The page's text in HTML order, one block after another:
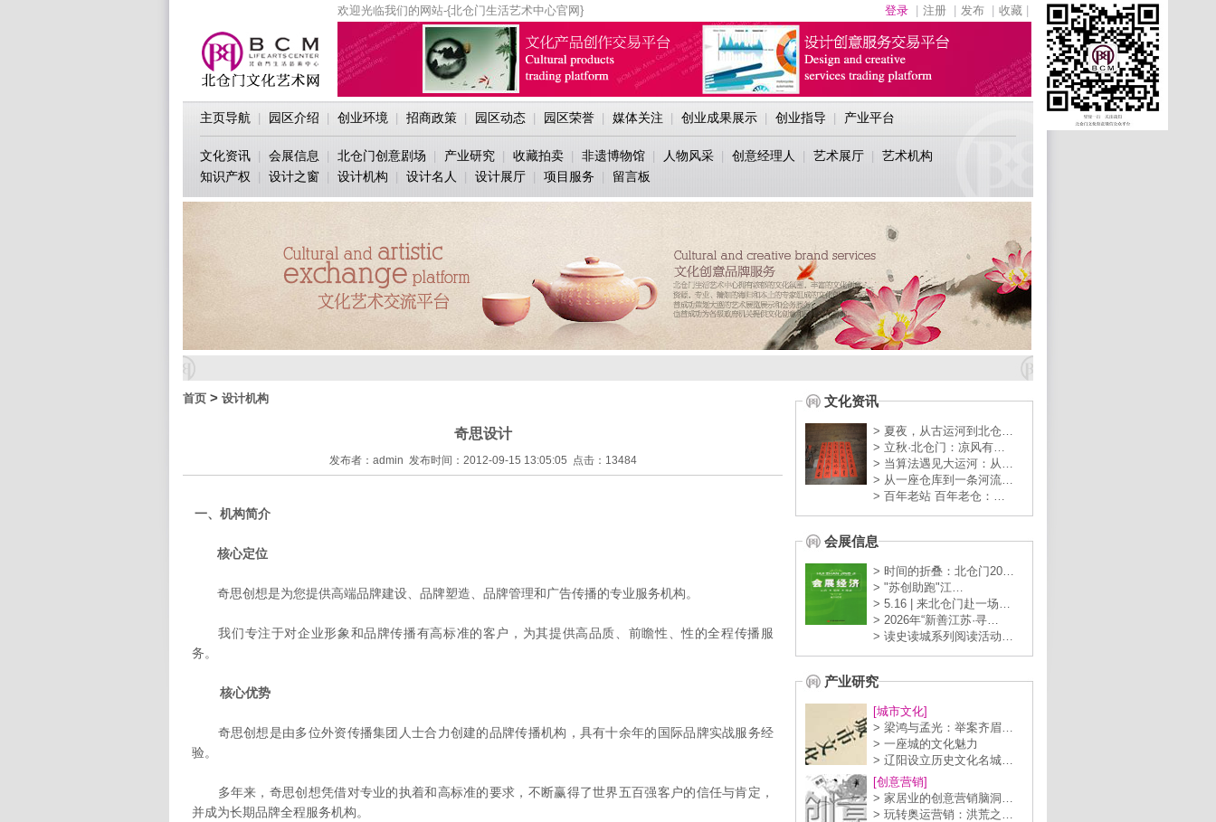
欢迎光临我们的网站-{北仓门生活艺术中心官网} 登录 注册 发布 收藏
主页导航 园区介绍 创业环境 招商政策 园区动态 园区荣誉 媒体关注 创业成果展示 创业指导 产业平台
文化资讯 会展信息 北仓门创意剧场 产业研究 收藏拍卖 非遗博物馆 人物风采 创意经理人 艺术展厅
艺术机构
知识产权
设计之窗 设计机构 设计名人 设计展厅 项目服务 留言板
首页 > 设计机构
奇思设计
发布者：admin 发布时间：2012-09-15 13:05:05 点击：13484
一、机构简介
核心定位
奇思创想是为您提供高端品牌建设、品牌塑造、品牌管理和广告传播的专业服务机构。
我们专注于对企业形象和品牌传播有高标准的客户，为其提供高品质、前瞻性、性的全程传播服
务。
核心优势
奇思创想是由多位外资传播集团人士合力创建的品牌传播机构，具有十余年的国际品牌实战服务经
验。
多年来，奇思创想凭借对专业的执着和高标准的要求，不断赢得了世界五百强客户的信任与肯定，
并成为长期品牌全程服务机构。
文化资讯
> 夏夜，从古运河到北仓…
> 立秋·北仓门：凉风有…
> 当算法遇见大运河：从…
> 从一座仓库到一条河流…
> 百年老站 百年老仓：…
会展信息
> 时间的折叠：北仓门20…
> "苏创助跑"江…
> 5.16 | 来北仓门赴一场…
> 2026年“新善江苏·寻…
> 读史读城系列阅读活动…
产业研究
[城市文化]
> 梁鸿与孟光：举案齐眉…
> 一座城的文化魅力
> 辽阳设立历史文化名城…
[创意营销]
> 家居业的创意营销脑洞…
> 玩转奥运营销：洪荒之…